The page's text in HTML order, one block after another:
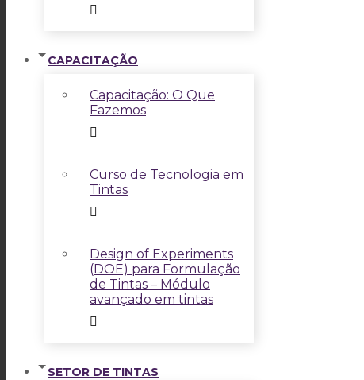
CAPACITAÇÃO
Capacitação: O Que
Fazemos
Curso de Tecnologia em
Tintas
Design of Experiments
(DOE) para Formulação
de Tintas – Módulo
avançado em tintas
SETOR DE TINTAS